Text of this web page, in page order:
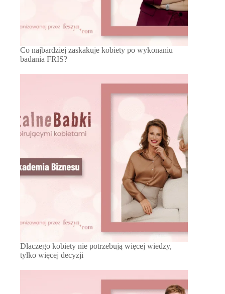
Co najbardziej zaskakuje kobiety po wykonaniu
badania FRIS?
Dlaczego kobiety nie potrzebują więcej wiedzy,
tylko więcej decyzji